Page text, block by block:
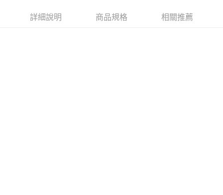
詳細說明 商品規格 相關推薦